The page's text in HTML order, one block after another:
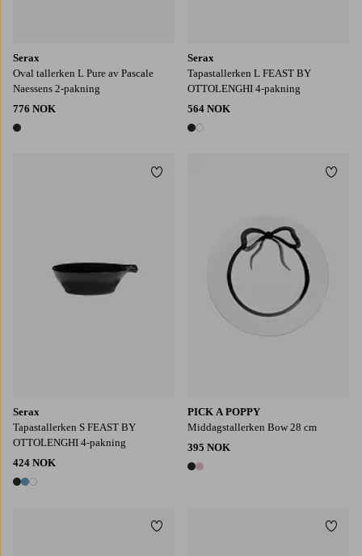
Serax
Oval tallerken L Pure av Pascale
Naessens 2-pakning
776 NOK
1 farge
Serax
Tapastallerken L FEAST BY
OTTOLENGHI 4-pakning
564 NOK
2 farger
Serax
Tapastallerken S FEAST BY
OTTOLENGHI 4-pakning
424 NOK
3 farger
Legg til favoritter
PICK A POPPY
Middagstallerken Bow 28 cm
395 NOK
2 farger
Legg til favoritter